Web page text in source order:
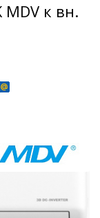
MDV к вн.